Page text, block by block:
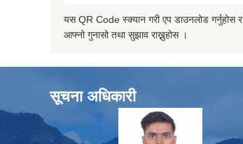
यस QR Code स्क्यान गरी एप डाउनलोड गर्नुहोस र
आफ्नो गुनासो तथा सुझाव राख्नुहोस ।
सूचना अधिकारी